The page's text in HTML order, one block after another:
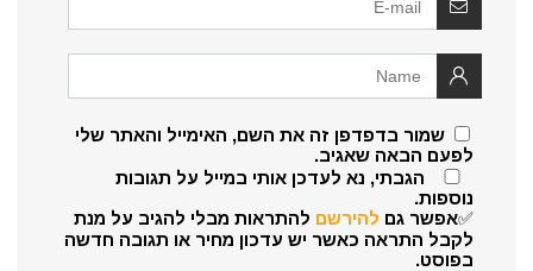
שמור בדפדפן זה את השם, האימייל והאתר שלי
לפעם הבאה שאגיב.
הגבתי, נא לעדכן אותי במייל על תגובות
נוספות.
✅אפשר גם להירשם להתראות מבלי להגיב על מנת
לקבל התראה כאשר יש עדכון מחיר או תגובה חדשה
בפוסט.